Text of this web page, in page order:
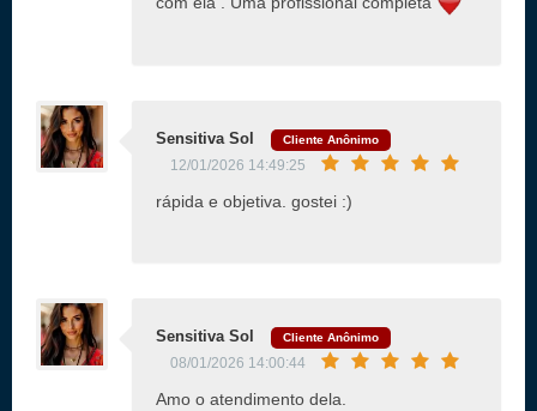
Sensitiva Sol Cliente Anônimo
12/01/2026 14:49:25
rápida e objetiva. gostei :)
Sensitiva Sol Cliente Anônimo
08/01/2026 14:00:44
Amo o atendimento dela.